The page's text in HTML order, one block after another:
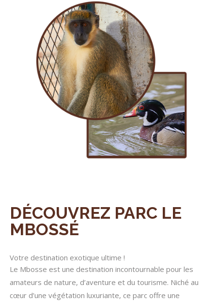
DÉCOUVREZ PARC LE
MBOSSÉ
Votre destination exotique ultime !
Le Mbosse est une destination incontournable pour les
amateurs de nature, d’aventure et du tourisme. Niché au
cœur d’une végétation luxuriante, ce parc offre une